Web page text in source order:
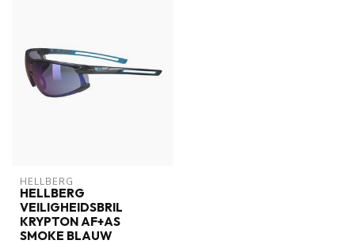
HELLBERG
HELLBERG
VEILIGHEIDSBRIL
KRYPTON AF+AS
SMOKE BLAUW